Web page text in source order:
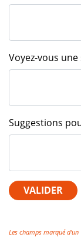
Voyez-vous une
Suggestions
Les champs marqué